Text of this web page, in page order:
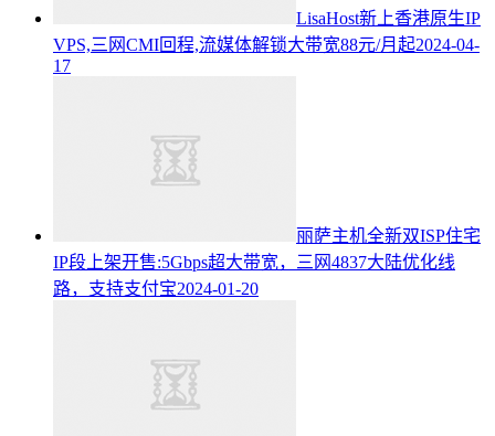
LisaHost新上香港原生IP
VPS,三网CMI回程,流媒体解锁大带宽88元/月起2024-04-
17
丽萨主机全新双ISP住宅
IP段上架开售:5Gbps超大带宽，三网4837大陆优化线
路，支持支付宝2024-01-20